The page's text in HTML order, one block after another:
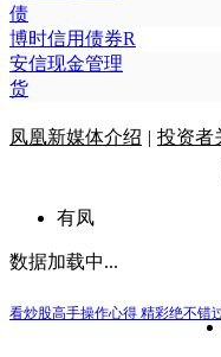
债
博时信用债券R
安信现金管理
货
凤凰新媒体介绍 | 投资者
有凤
数据加载中...
看炒股高手操作心得 精彩绝不错